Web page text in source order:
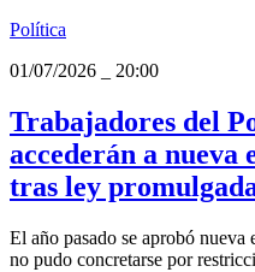
Política
01/07/2026
20:00
Trabajadores del
accederán a nueva
tras ley
El año pasado se aprobó nueva
no pudo concretarse por